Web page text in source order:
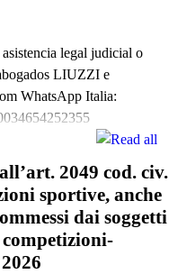
legal judicial o
LIUZZI e
WhatsApp Italia:
2049 cod. civ.
sportive, anche
dai soggetti